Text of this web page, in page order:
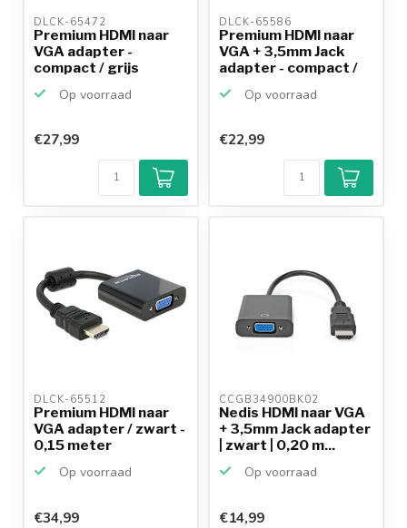
DLCK-65472
Premium HDMI naar
VGA adapter -
compact / grijs
Op voorraad
€27,99
DLCK-65586
Premium HDMI naar
VGA + 3,5mm Jack
adapter - compact /
Op voorraad
€22,99
DLCK-65512
Premium HDMI naar
VGA adapter / zwart -
0,15 meter
Op voorraad
€34,99
CCGB34900BK02
Nedis HDMI naar VGA
+ 3,5mm Jack adapter
| zwart | 0,20 m...
Op voorraad
€14,99